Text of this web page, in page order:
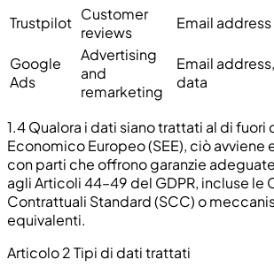
Trustpilot Customer
reviews
Email address
Google
Ads
Advertising
and
remarketing
Email
data
1.4 Qualora i dati siano trattati al di fuori
Economico Europeo (SEE), ciò avviene
con parti che offrono garanzie
agli Articoli 44–49 del GDPR, incluse le
Contrattuali Standard (SCC) o
equivalenti.
Articolo 2 Tipi di dati trattati